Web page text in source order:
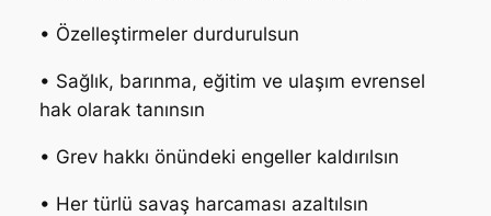
• Özelleştirmeler durdurulsun
• Sağlık, barınma, eğitim ve ulaşım evrensel
hak olarak tanınsın
• Grev hakkı önündeki engeller kaldırılsın
• Her türlü savaş harcaması azaltılsın